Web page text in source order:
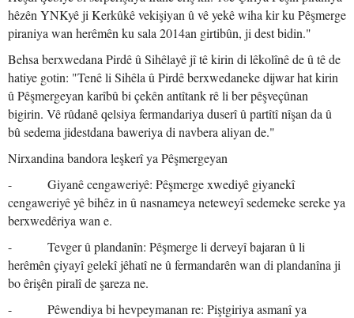
hêzên YNKyê ji Kerkûkê vekişiyan û vê yekê wiha kir ku Pêşmerge
piraniya wan herêmên ku sala 2014an girtibûn, ji dest bidin."
Behsa berxwedana Pirdê û Sihêlayê jî tê kirin di lêkolînê de û tê de
hatiye gotin: "Tenê li Sihêla û Pirdê berxwedaneke dijwar hat kirin
û Pêşmergeyan karîbû bi çekên antîtank rê li ber pêşveçûnan
bigirin. Vê rûdanê qelsiya fermandariya duserî û partîtî nîşan da û
bû sedema jidestdana baweriya di navbera aliyan de."
Nirxandina bandora leşkerî ya Pêşmergeyan
- Giyanê cengaweriyê: Pêşmerge xwediyê giyanekî
cengaweriyê yê bihêz in û nasnameya neteweyî sedemeke sereke ya
berxwedêriya wan e.
- Tevger û plandanîn: Pêşmerge li derveyî bajaran û li
herêmên çiyayî gelekî jêhatî ne û fermandarên wan di plandanîna ji
bo êrişên piralî de şareza ne.
- Pêwendiya bi hevpeymanan re: Piştgiriya asmanî ya